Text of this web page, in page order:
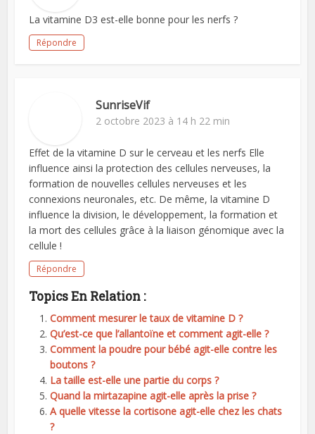
La vitamine D3 est-elle bonne pour les nerfs ?
Répondre
SunriseVif
2 octobre 2023 à 14 h 22 min
Effet de la vitamine D sur le cerveau et les nerfs Elle
influence ainsi la protection des cellules nerveuses, la
formation de nouvelles cellules nerveuses et les
connexions neuronales, etc. De même, la vitamine D
influence la division, le développement, la formation et
la mort des cellules grâce à la liaison génomique avec la
cellule !
Répondre
Topics En Relation :
Comment mesurer le taux de vitamine D ?
Qu’est-ce que l’allantoïne et comment agit-elle ?
Comment la poudre pour bébé agit-elle contre les
boutons ?
La taille est-elle une partie du corps ?
Quand la mirtazapine agit-elle après la prise ?
A quelle vitesse la cortisone agit-elle chez les chats
?